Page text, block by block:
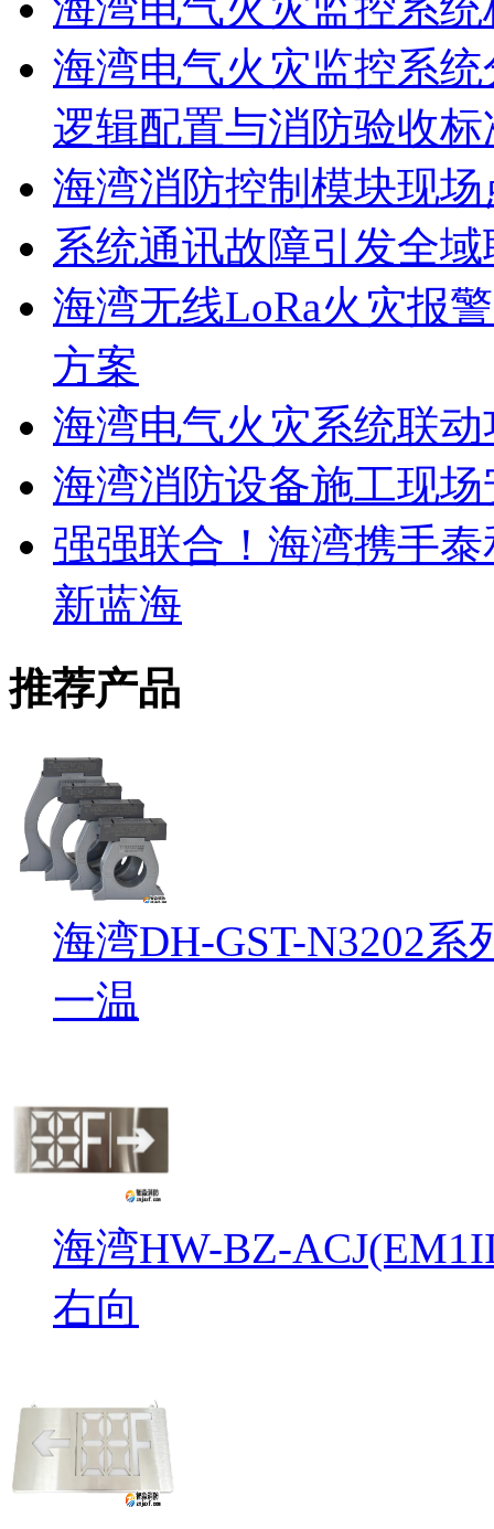
海湾电气火灾监控系
逻辑配置与消防验收标
海湾消防控制模块现
系统通讯故障引发全
海湾无线LoRa火灾报
方案
海湾电气火灾系统联
海湾消防设备施工现
强强联合！海湾携手
新蓝海
推荐产品
海湾DH-GST-N3202
一温
海湾HW-BZ-
右向